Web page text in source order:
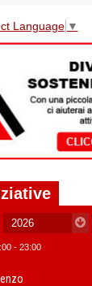
Language ▼
- 23:00